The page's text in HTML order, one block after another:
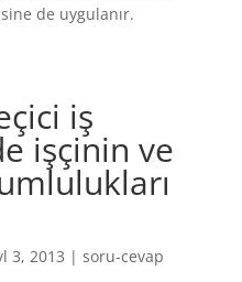
de uygulanır.
iş
işçinin ve
3, 2013 | soru-cevap